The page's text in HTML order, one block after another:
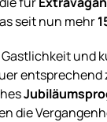
seit nun mehr
Gastlichkeit und
entsprechend
die